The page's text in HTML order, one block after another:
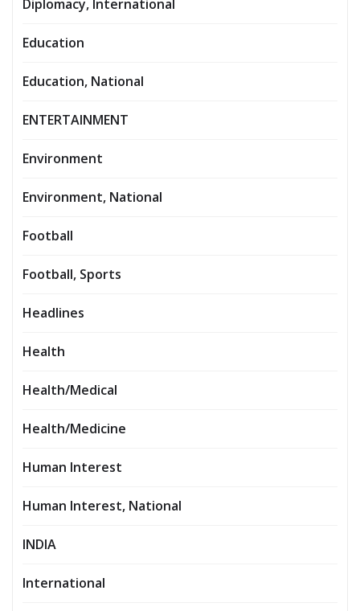
Diplomacy, International
Education
Education, National
ENTERTAINMENT
Environment
Environment, National
Football
Football, Sports
Headlines
Health
Health/Medical
Health/Medicine
Human Interest
Human Interest, National
INDIA
International